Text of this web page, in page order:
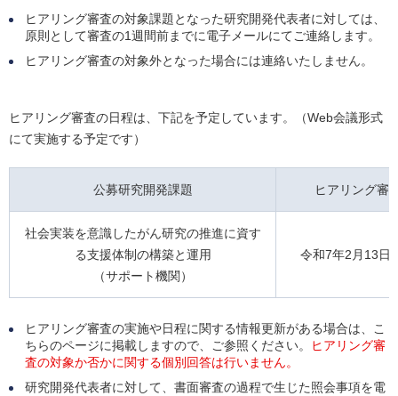
ヒアリング審査の対象課題となった研究開発代表者に対しては、
原則として審査の1週間前までに電子メールにてご連絡します。
ヒアリング審査の対象外となった場合には連絡いたしません。
ヒアリング審査の日程は、下記を予定しています。（Web会議形式
にて実施する予定です）
公募研究開発課題 ヒアリング審
社会実装を意識したがん研究の推進に資す
る支援体制の構築と運用
（サポート機関）
令和7年2月13日
ヒアリング審査の実施や日程に関する情報更新がある場合は、こ
ちらのページに掲載しますので、ご参照ください。
ヒアリング審
査の対象か否かに関する個別回答は行いません。
研究開発代表者に対して、書面審査の過程で生じた照会事項を電